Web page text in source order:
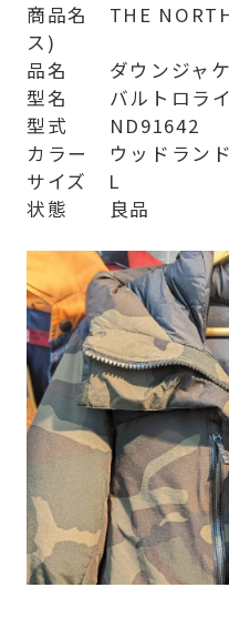
商品名 THE
ス)
品名 ダウンジャケ
型名 バルトロライ
型式 ND91642
カラー ウッドラン
サイズ L
状態 良品